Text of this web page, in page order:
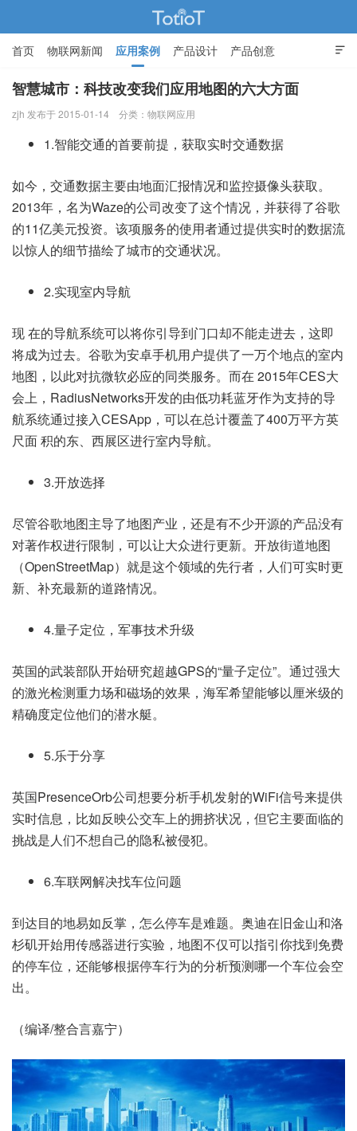

首页 物联网新闻 应用案例 产品设计 产品创意
智能家居
智慧城市：科技改变我们应用地图的六大方面
zjh 发布于 2015-01-14 分类： 物联网应用
1.智能交通的首要前提，获取实时交通数据
如今，交通数据主要由地面汇报情况和监控摄像头获取。
2013年，名为Waze的公司改变了这个情况，并获得了谷歌
的11亿美元投资。该项服务的使用者通过提供实时的数据流
以惊人的细节描绘了城市的交通状况。
2.实现室内导航
现 在的导航系统可以将你引导到门口却不能走进去，这即
将成为过去。谷歌为安卓手机用户提供了一万个地点的室内
地图，以此对抗微软必应的同类服务。而在 2015年CES大
会上，RadiusNetworks开发的由低功耗蓝牙作为支持的导
航系统通过接入CESApp，可以在总计覆盖了400万平方英
尺面 积的东、西展区进行室内导航。
3.开放选择
尽管谷歌地图主导了地图产业，还是有不少开源的产品没有
对著作权进行限制，可以让大众进行更新。开放街道地图
（OpenStreetMap）就是这个领域的先行者，人们可实时更
新、补充最新的道路情况。
4.量子定位，军事技术升级
英国的武装部队开始研究超越GPS的“量子定位”。通过强大
的激光检测重力场和磁场的效果，海军希望能够以厘米级的
精确度定位他们的潜水艇。
5.乐于分享
英国PresenceOrb公司想要分析手机发射的WiFi信号来提供
实时信息，比如反映公交车上的拥挤状况，但它主要面临的
挑战是人们不想自己的隐私被侵犯。
6.车联网解决找车位问题
到达目的地易如反掌，怎么停车是难题。奥迪在旧金山和洛
杉矶开始用传感器进行实验，地图不仅可以指引你找到免费
的停车位，还能够根据停车行为的分析预测哪一个车位会空
出。
（编译/整合言嘉宁）